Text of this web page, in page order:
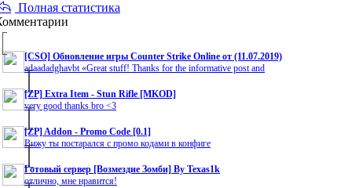
Полная статистика
[CSO] Обновление игры Counter Strike Online от (11.07.2019)
adaadadghavbt «Great stuff! Thanks for the informative post and
[ZP] Extra Item - Stun Rifle [MKOD]
very good thanks bro <3
[ZP] Addon - Promo Code [0.1]
Вижу ты постарался с промо кодами в конфиге
Готовый сервер [Возмездие Зомби] By Texas1k
отлично, мне нравится!